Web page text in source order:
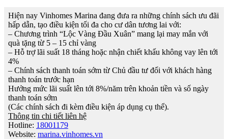
Hiện nay Vinhomes Marina đang đưa ra những chính sách ưu đãi
hấp dẫn, tạo điều kiện tối đa cho cư dân tương lai với:
– Chương trình “Lộc Vàng Đầu Xuân” mang lại may mắn với
quà tặng từ 5 – 15 chỉ vàng
– Hỗ trợ lãi suất 18 tháng hoặc nhận chiết khấu không vay lên tới
4%
– Chính sách thanh toán sớm từ Chủ đầu tư đối với khách hàng
thanh toán trước hạn
Hưởng mức lãi suất lên tới 8%/năm trên khoản tiền và số ngày
thanh toán sớm
(Các chính sách đi kèm điều kiện áp dụng cụ thể).
Thông tin chi tiết liên hệ
Hotline: 18001179
Website: marina.vinhomes.vn